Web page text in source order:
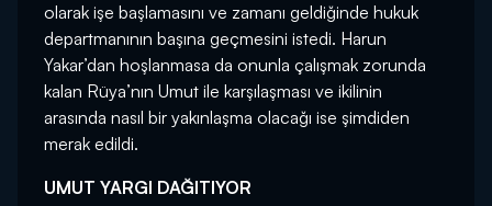
olarak işe başlamasını ve zamanı geldiğinde hukuk
departmanının başına geçmesini istedi. Harun
Yakar’dan hoşlanmasa da onunla çalışmak zorunda
kalan Rüya’nın Umut ile karşılaşması ve ikilinin
arasında nasıl bir yakınlaşma olacağı ise şimdiden
merak edildi.
UMUT YARGI DAĞITIYOR